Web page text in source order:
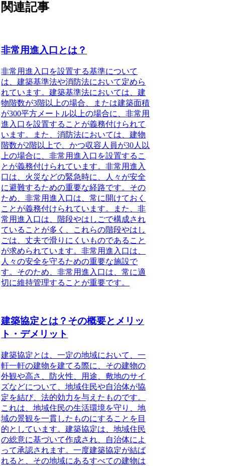
関連記事
非常用進入口とは？
非常用進入口を設置する基準について
は、建築基準法や消防法において定めら
れています。建築基準法においては、建
物階数が3階以上の場合、または建築面積
が300平方メートル以上の場合に、非常用
進入口を設置することが義務付けられて
います。また、消防法においては、建物
階数が2階以上で、かつ収容人員が30人以
上の場合に、非常用進入口を設置するこ
とが義務付けられています。非常用進入
口は、火災などの緊急時に、人々が安全
に避難するための重要な経路です。その
ため、非常用進入口は、常に開けておく
ことが義務付けられています。また、非
常用進入口は、階段やはしごで構成され
ていることが多く、これらの階段やはし
ごは、丈夫で滑りにくいものであること
が求められています。非常用進入口は、
人々の安全を守るための重要な施設で
す。そのため、非常用進入口は、常に適
切に維持管理することが重要です。
建築協定とは？その概要とメリッ
ト・デメリット
建築協定とは、一定の地域において、一
軒一軒の建物を建てる際に、その建物の
外観や高さ、防火性、用途、敷地のサイ
ズなどについて、地域住民や自治体が協
定を結び、法的効力を与えたものです。
これは、地域住民の生活環境を守り、地
域の景観を一貫したものにすることを目
的としています。建築協定は、地域住民
の総意に基づいて作成され、自治体によ
って承認されます。一度建築協定が結ば
れると、その地域にあるすべての建物は